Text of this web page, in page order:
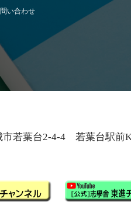
い合わせ
若葉台2-4-4 若葉台駅前